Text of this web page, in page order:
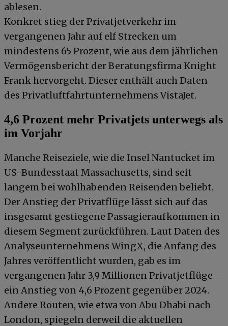
ablesen.
Konkret stieg der Privatjetverkehr im
vergangenen Jahr auf elf Strecken um
mindestens 65 Prozent, wie aus dem jährlichen
Vermögensbericht der Beratungsfirma Knight
Frank hervorgeht. Dieser enthält auch Daten
des Privatluftfahrtunternehmens VistaJet.
4,6 Prozent mehr Privatjets unterwegs als
im Vorjahr
Manche Reiseziele, wie die Insel Nantucket im
US-Bundesstaat Massachusetts, sind seit
langem bei wohlhabenden Reisenden beliebt.
Der Anstieg der Privatflüge lässt sich auf das
insgesamt gestiegene Passagieraufkommen in
diesem Segment zurückführen. Laut Daten des
Analyseunternehmens WingX, die Anfang des
Jahres veröffentlicht wurden, gab es im
vergangenen Jahr 3,9 Millionen Privatjetflüge –
ein Anstieg von 4,6 Prozent gegenüber 2024.
Andere Routen, wie etwa von Abu Dhabi nach
London, spiegeln derweil die aktuellen